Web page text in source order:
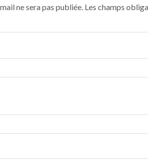
ne sera pas publiée. Les champs